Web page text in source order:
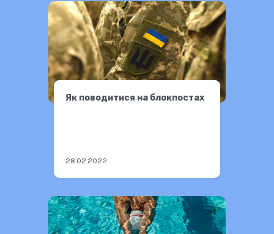
Як поводитися на блокпостах
28.02.2022